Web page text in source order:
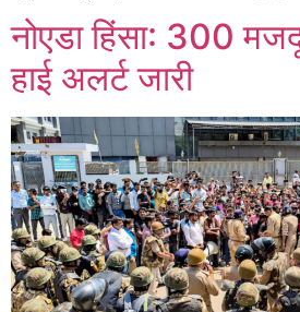
नोएडा हिंसा: 300
हाई अलर्ट जारी